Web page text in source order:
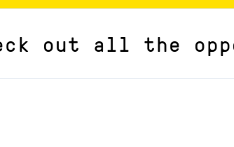
out all the